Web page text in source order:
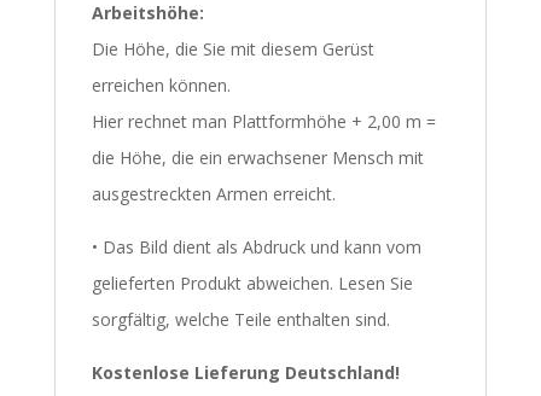
Arbeitshöhe:
Die Höhe, die Sie mit diesem Gerüst
erreichen können.
Hier rechnet man Plattformhöhe + 2,00 m =
die Höhe, die ein erwachsener Mensch mit
ausgestreckten Armen erreicht.
• Das Bild dient als Abdruck und kann vom
gelieferten Produkt abweichen. Lesen Sie
sorgfältig, welche Teile enthalten sind.
Kostenlose Lieferung Deutschland!